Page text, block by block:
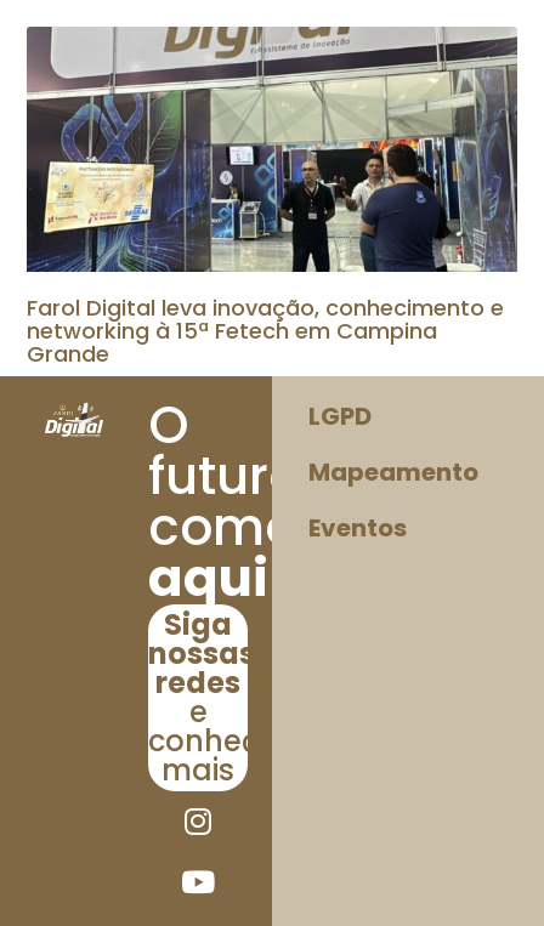
Farol Digital leva inovação, conhecimento e
networking à 15ª Fetech em Campina
Grande
O
futuro
começa
aqui!
Siga
nossas
redes
e
conheça
mais
LGPD
Mapeamento
Eventos